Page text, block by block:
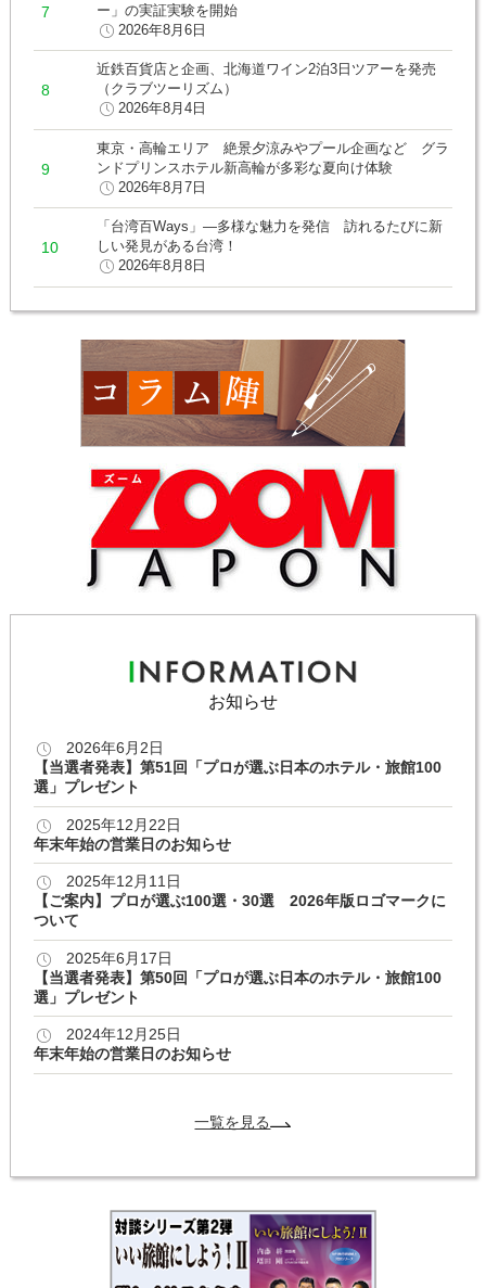
ー」の実証実験を開始
2026年8月6日
近鉄百貨店と企画、北海道ワイン2泊3日ツアーを発売
（クラブツーリズム）
2026年8月4日
東京・高輪エリア 絶景夕涼みやプール企画など グラ
ンドプリンスホテル新高輪が多彩な夏向け体験
2026年8月7日
「台湾百Ways」―多様な魅力を発信 訪れるたびに新
しい発見がある台湾！
2026年8月8日
お知らせ
2026年6月2日
【当選者発表】第51回「プロが選ぶ日本のホテル・旅館100
選」プレゼント
2025年12月22日
年末年始の営業日のお知らせ
2025年12月11日
【ご案内】プロが選ぶ100選・30選 2026年版ロゴマークに
ついて
2025年6月17日
【当選者発表】第50回「プロが選ぶ日本のホテル・旅館100
選」プレゼント
2024年12月25日
年末年始の営業日のお知らせ
一覧を見る